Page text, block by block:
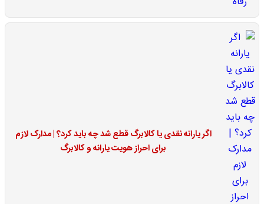
اگر یارانه نقدی یا کالابرگ قطع شد چه باید کرد؟ | مدارک لازم
برای احراز هویت یارانه و کالابرگ